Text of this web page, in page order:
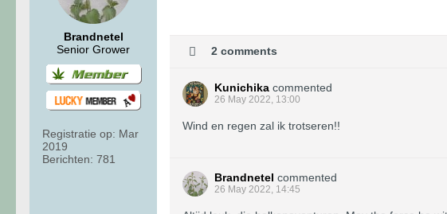
Brandnetel
Senior Grower
Registratie op: Mar
2019
Berichten: 781
2 comments
Kunichika commented
26 May 2022, 13:00
Wind en regen zal ik trotseren!!
Brandnetel commented
26 May 2022, 14:45